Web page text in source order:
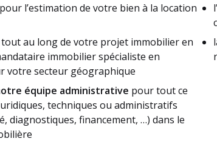
pour l’estimation de votre bien à la location
tout au long de votre projet immobilier en
immobilier spécialiste en
votre secteur géographique
équipe administrative pour tout ce
techniques ou administratifs
diagnostiques, financement, …) dans le
l’